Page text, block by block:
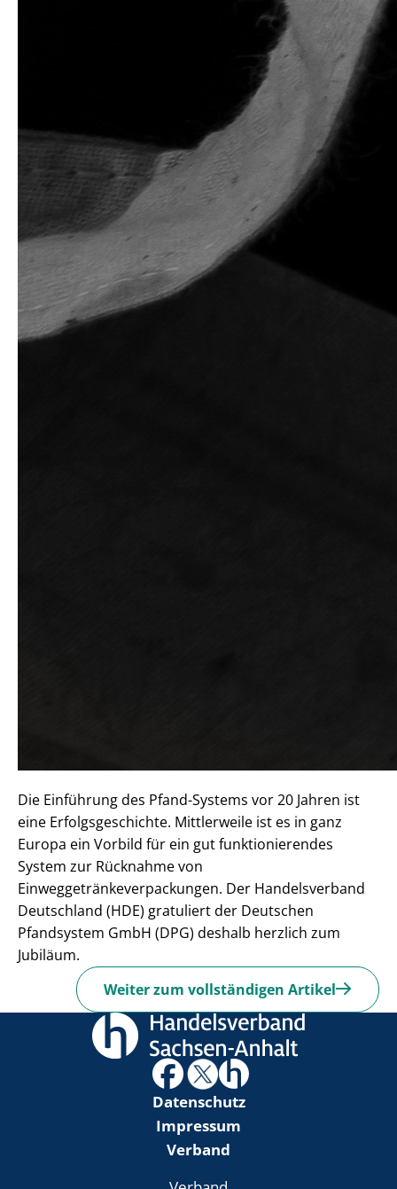
Die Einführung des Pfand-Systems vor 20 Jahren ist
eine Erfolgsgeschichte. Mittlerweile ist es in ganz
Europa ein Vorbild für ein gut funktionierendes
System zur Rücknahme von
Einweggetränkeverpackungen. Der Handelsverband
Deutschland (HDE) gratuliert der Deutschen
Pfandsystem GmbH (DPG) deshalb herzlich zum
Jubiläum.
Weiter zum vollständigen Artikel
Datenschutz
Impressum
Verband